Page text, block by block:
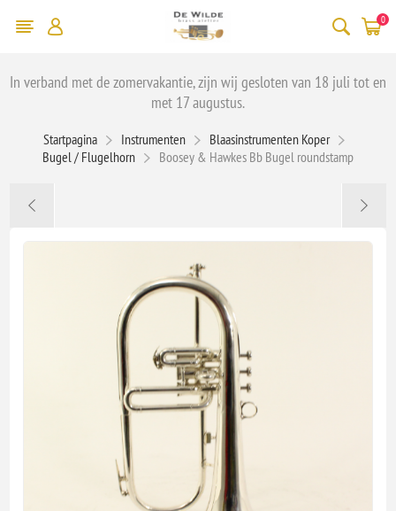
0
In verband met de zomervakantie, zijn wij gesloten van 18 juli tot en
met 17 augustus.
Startpagina Instrumenten
Blaasinstrumenten Koper
Bugel / Flugelhorn
Boosey & Hawkes Bb Bugel roundstamp